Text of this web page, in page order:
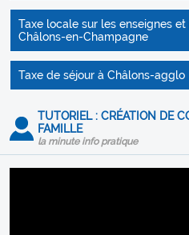
Taxe locale sur les enseignes
Châlons-en-Champagne
Taxe de séjour à Châlons-agglo
TUTORIEL : CRÉATION DE
FAMILLE
la minute info pratique